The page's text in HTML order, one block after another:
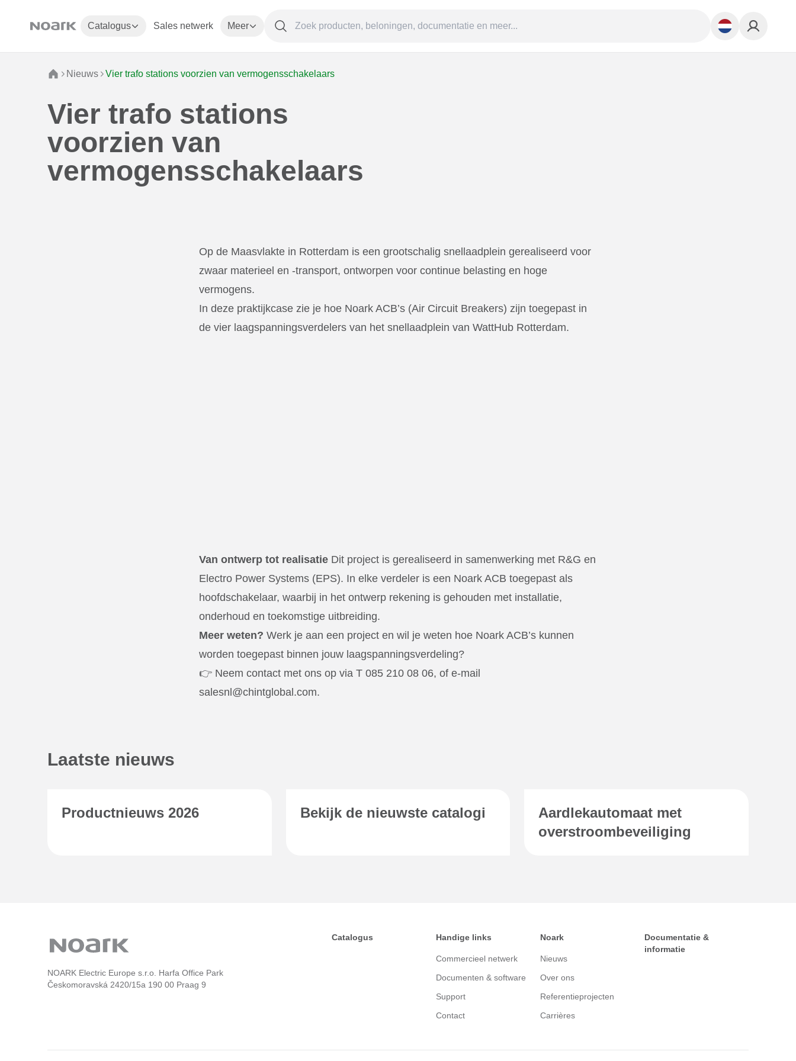
Catalogus Sales netwerk Meer
Nieuws Vier trafo stations voorzien van vermogensschakelaars
Vier trafo stations
voorzien van
vermogensschakelaars
Op de Maasvlakte in Rotterdam is een grootschalig snellaadplein gerealiseerd voor
zwaar materieel en -transport, ontworpen voor continue belasting en hoge
vermogens.
In deze praktijkcase zie je hoe Noark ACB’s (Air Circuit Breakers) zijn toegepast in
de vier laagspanningsverdelers van het snellaadplein van WattHub Rotterdam.
Van ontwerp tot realisatie Dit project is gerealiseerd in samenwerking met R&G en
Electro Power Systems (EPS). In elke verdeler is een Noark ACB toegepast als
hoofdschakelaar, waarbij in het ontwerp rekening is gehouden met installatie,
onderhoud en toekomstige uitbreiding.
Meer weten? Werk je aan een project en wil je weten hoe Noark ACB’s kunnen
worden toegepast binnen jouw laagspanningsverdeling?
👉 Neem contact met ons op via T 085 210 08 06, of e-mail
salesnl@chintglobal.com.
Laatste nieuws
Productnieuws 2026 Bekijk de nieuwste catalogi
Aardlekautomaat met
overstroombeveiliging
NOARK Electric Europe s.r.o. Harfa Office Park
Českomoravská 2420/15a 190 00 Praag 9
Catalogus Handige links
Commercieel netwerk
Documenten & software
Support
Contact
Noark
Nieuws
Over ons
Referentieprojecten
Carrières
Documentatie &
informatie